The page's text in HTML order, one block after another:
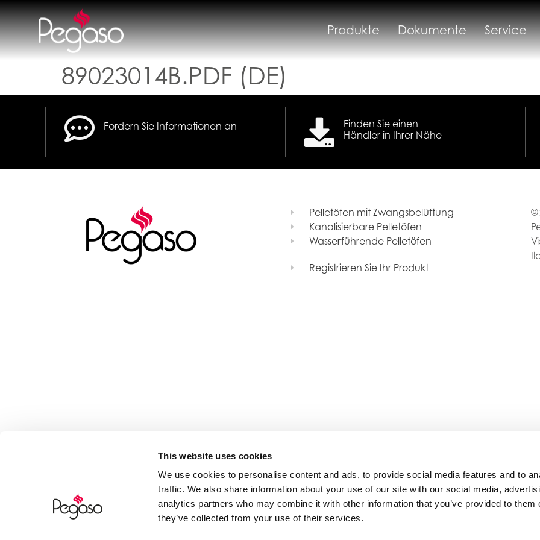
This website uses cookies
We use cookies to personalise content and ads, to provide social media features and to
traffic. We also share information about your use of our site with our social media,
analytics partners who may combine it with other information that you’ve provided to them
they’ve collected from your use of their services.
Produkte Dokumente Service
89023014B.PDF (DE)
Fordern Sie Informationen an
Finden Sie einen
Händler in Ihrer Nähe
Pelletöfen mit Zwangsbelüftung
Kanalisierbare Pelletöfen
Wasserführende Pelletöfen
Registrieren Sie Ihr Produkt
©